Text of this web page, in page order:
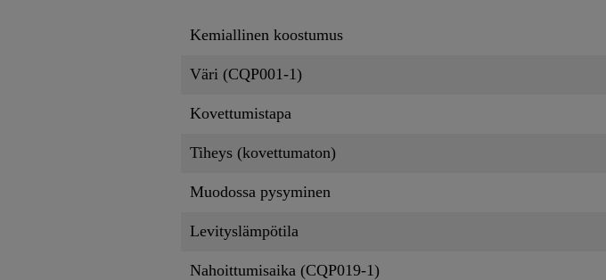
Kemiallinen koostumus
Väri (CQP001-1)
Kovettumistapa
Tiheys (kovettumaton)
Muodossa pysyminen
Levityslämpötila
Nahoittumisaika (CQP019-1)